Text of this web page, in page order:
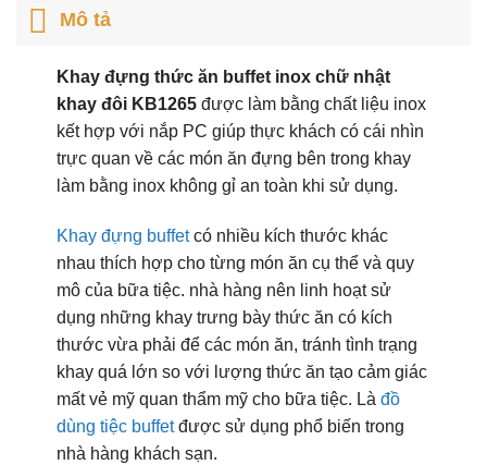
Mô tả
Khay đựng thức ăn buffet inox chữ nhật
khay đôi KB1265được làm bằng chất liệu inox
kết hợp với nắp PC giúp thực khách có cái nhìn
trực quan về các món ăn đựng bên trong khay
làm bằng inox không gỉ an toàn khi sử dụng.
Khay đựng buffetcó nhiều kích thước khác
nhau thích hợp cho từng món ăn cụ thể và quy
mô của bữa tiệc. nhà hàng nên linh hoạt sử
dụng những khay trưng bày thức ăn có kích
thước vừa phải để các món ăn, tránh tình trạng
khay quá lớn so với lượng thức ăn tạo cảm giác
mất vẻ mỹ quan thẩm mỹ cho bữa tiệc. Là đồ
dùng tiệc buffetđược sử dụng phổ biến trong
nhà hàng khách sạn.